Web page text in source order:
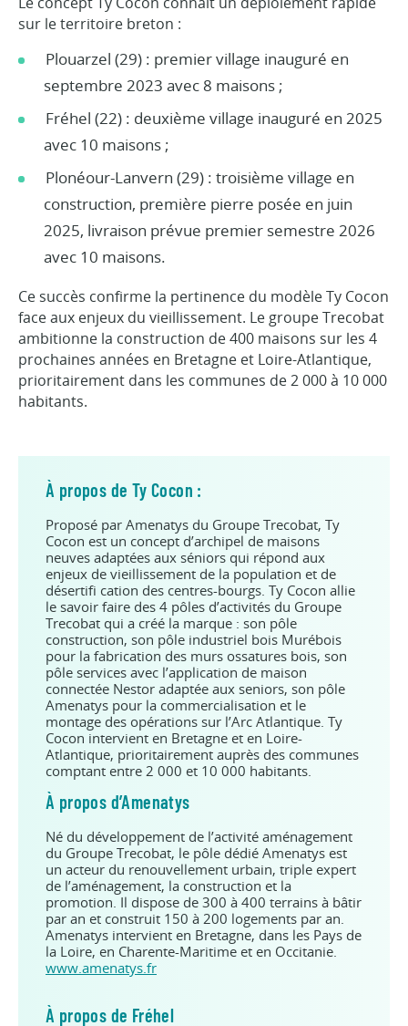
sur le territoire breton :
Plouarzel (29) : premier village inauguré en
septembre 2023 avec 8 maisons ;
Fréhel (22) : deuxième village inauguré en 2025
avec 10 maisons ;
Plonéour-Lanvern (29) : troisième village en
construction, première pierre posée en juin
2025, livraison prévue premier semestre 2026
avec 10 maisons.
Ce succès confirme la pertinence du modèle Ty Cocon
face aux enjeux du vieillissement. Le groupe Trecobat
ambitionne la construction de 400 maisons sur les 4
prochaines années en Bretagne et Loire-Atlantique,
prioritairement dans les communes de 2 000 à 10 000
habitants.
À propos de Ty Cocon :
Proposé par Amenatys du Groupe Trecobat, Ty
Cocon est un concept d’archipel de maisons
neuves adaptées aux séniors qui répond aux
enjeux de vieillissement de la population et de
désertifi cation des centres-bourgs. Ty Cocon allie
le savoir faire des 4 pôles d’activités du Groupe
Trecobat qui a créé la marque : son pôle
construction, son pôle industriel bois Murébois
pour la fabrication des murs ossatures bois, son
pôle services avec l’application de maison
connectée Nestor adaptée aux seniors, son pôle
Amenatys pour la commercialisation et le
montage des opérations sur l’Arc Atlantique. Ty
Cocon intervient en Bretagne et en Loire-
Atlantique, prioritairement auprès des communes
comptant entre 2 000 et 10 000 habitants.
À propos d’Amenatys
Né du développement de l’activité aménagement
du Groupe Trecobat, le pôle dédié Amenatys est
un acteur du renouvellement urbain, triple expert
de l’aménagement, la construction et la
promotion. Il dispose de 300 à 400 terrains à bâtir
par an et construit 150 à 200 logements par an.
Amenatys intervient en Bretagne, dans les Pays de
la Loire, en Charente-Maritime et en Occitanie.
www.amenatys.fr
À propos de Fréhel